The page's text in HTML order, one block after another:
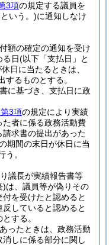
3項の規定する議員を
いう。)に通知しなけ
額の確定の通知を受け
る日(以下「支払日」と
日に当たるときは、
するものとする。
に基づき、支払日に政
3項の規定により実績
者に係る政務活動費
求書の提出があった
期間の末日が休日に当
う。
議長が実績報告書等
)は、議員等が偽りその
を受けたと認めると
していると認めると
する。
ったときは、政務活動
しに係る部分に関し